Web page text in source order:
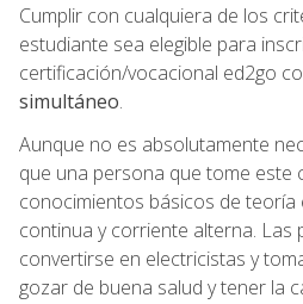
Cumplir con cualquiera de los
estudiante sea elegible para
certificación/vocacional ed2go
simultáneo.
Aunque no es absolutamente
que una persona que tome este
conocimientos básicos de
continua y corriente alterna. Las
convertirse en electricistas y
gozar de buena salud y tener la